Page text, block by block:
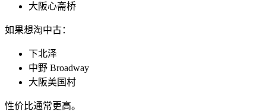
大阪心斋桥
如果想淘中古：
下北泽
中野 Broadway
大阪美国村
性价比通常更高。